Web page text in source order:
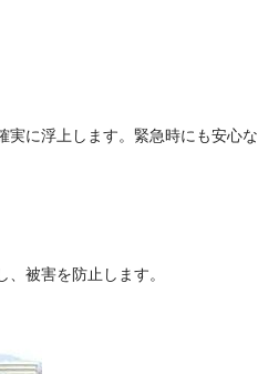
に浮上します。緊急時にも安心な
被害を防止します。